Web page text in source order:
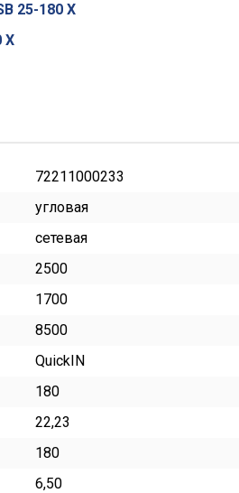
25-180 X
X
72211000233
угловая
сетевая
2500
1700
8500
QuickIN
180
22,23
180
6,50